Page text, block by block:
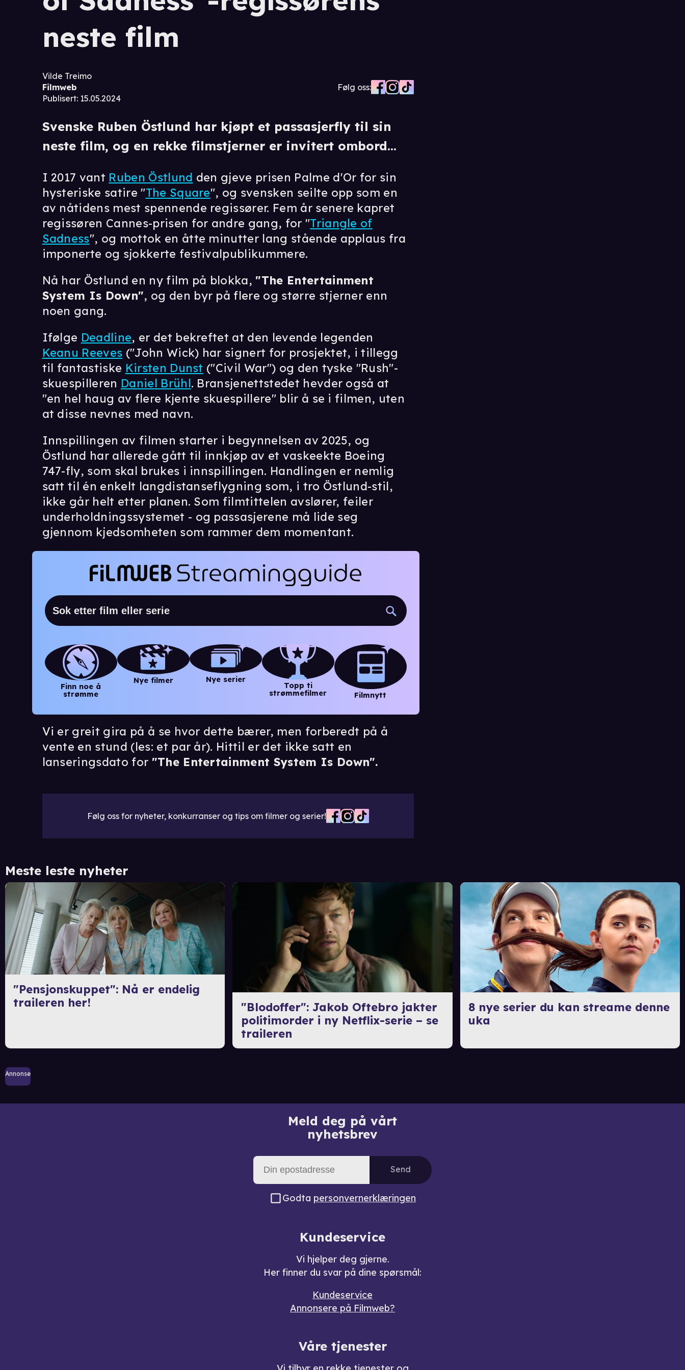
neste film
Vilde Treimo
Filmweb
Publisert: 15.05.2024
Følg oss:
Svenske Ruben Östlund har kjøpt et passasjerfly til sin
neste film, og en rekke filmstjerner er invitert ombord...
I 2017 vant Ruben Östlund den gjeve prisen Palme d'Or for sin
hysteriske satire "The Square", og svensken seilte opp som en
av nåtidens mest spennende regissører. Fem år senere kapret
regissøren Cannes-prisen for andre gang, for "Triangle of
Sadness", og mottok en åtte minutter lang stående applaus fra
imponerte og sjokkerte festivalpublikummere.
Nå har Östlund en ny film på blokka, "The Entertainment
System Is Down", og den byr på flere og større stjerner enn
noen gang.
Ifølge Deadline, er det bekreftet at den levende legenden
Keanu Reeves ("John Wick) har signert for prosjektet, i tillegg
til fantastiske Kirsten Dunst ("Civil War") og den tyske "Rush"-
skuespilleren Daniel Brühl. Bransjenettstedet hevder også at
"en hel haug av flere kjente skuespillere" blir å se i filmen, uten
at disse nevnes med navn.
Innspillingen av filmen starter i begynnelsen av 2025, og
Östlund har allerede gått til innkjøp av et vaskeekte Boeing
747-fly, som skal brukes i innspillingen. Handlingen er nemlig
satt til én enkelt langdistanseflygning som, i tro Östlund-stil,
ikke går helt etter planen. Som filmtittelen avslører, feiler
underholdningssystemet - og passasjerene må lide seg
gjennom kjedsomheten som rammer dem momentant.
Finn noe å
strømme
Nye filmer Nye serier
Topp ti
strømmefilmer
Filmnytt
Vi er greit gira på å se hvor dette bærer, men forberedt på å
vente en stund (les: et par år). Hittil er det ikke satt en
lanseringsdato for "The Entertainment System Is Down".
Følg oss for nyheter, konkurranser og tips om filmer og serier!
Meste leste nyheter
"Pensjonskuppet": Nå er endelig
traileren her!
"Blodoffer": Jakob Oftebro jakter
politimorder i ny Netflix-serie – se
traileren
8 nye serier du kan streame denne
uka
Annonse
Meld deg på vårt
nyhetsbrev
Send
Godta personvernerklæringen
Kundeservice
Vi hjelper deg gjerne.
Her finner du svar på dine spørsmål:
Kundeservice
Annonsere på Filmweb?
Våre tjenester